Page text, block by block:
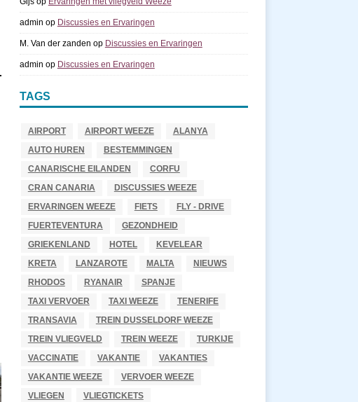
admin op Discussies en Ervaringen
M. Van der zanden op Discussies en Ervaringen
admin op Discussies en Ervaringen
TAGS
AIRPORT AIRPORT WEEZE
ALANYA
AUTO HUREN
BESTEMMINGEN
CANARISCHE EILANDEN
CORFU
CRAN CANARIA
DISCUSSIES WEEZE
ERVARINGEN WEEZE
FIETS
FLY - DRIVE
FUERTEVENTURA
GEZONDHEID
GRIEKENLAND
HOTEL
KEVELEAR
KRETA
LANZAROTE MALTA
NIEUWS
RHODOS
RYANAIR
SPANJE
TAXI VERVOER
TAXI WEEZE
TENERIFE
TRANSAVIA
TREIN DUSSELDORF WEEZE
TREIN VLIEGVELD
TREIN WEEZE
TURKIJE
VACCINATIE
VAKANTIE
VAKANTIES
VAKANTIE WEEZE
VERVOER WEEZE
VLIEGEN
VLIEGTICKETS